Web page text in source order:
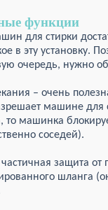
функции
для стирки
в эту установку.
очередь, нужно
– очень
машине для
то машинка
соседей).
частичная защита
шланга